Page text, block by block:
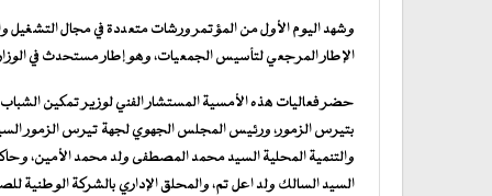
وشهد اليوم الأول من المؤتمر ورشات متعددة في مجال التشغيل
الإطار المرجعي لتأسيس الجمعيات، وهو إطار مستحدث في
حضر فعاليات هذه الأمسية المستشار الفني لوزير تمكين
بتيرس الزمور، ورئيس المجلس الجهوي لجهة تيرس الزمور
والتنمية المحلية السيد محمد المصطفى ولد محمد الأمين،
السيد السالك ولد اعل تم، والمحلق الإداري بالشركة الوطنية